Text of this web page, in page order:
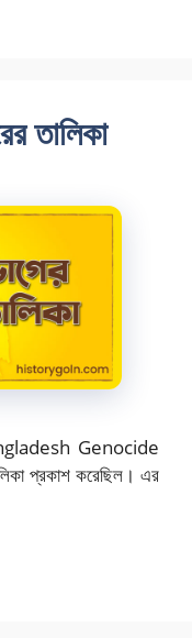
তালিকা
Genocide
প্রকাশ করেছিল। এর